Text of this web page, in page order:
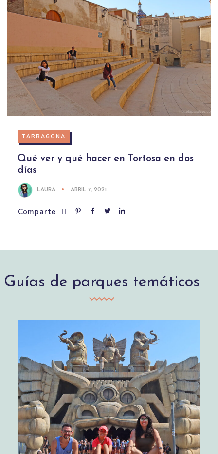
TARRAGONA
Qué ver y qué hacer en Tortosa en dos
días
LAURA ABRIL 7, 2021
Comparte
Guías de parques temáticos